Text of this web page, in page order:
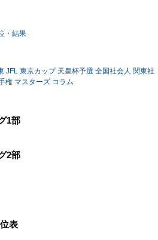
・結果
JFL 東京カップ 天皇杯予選 全国社会人 関東社
権 マスターズ コラム
1部
2部
表